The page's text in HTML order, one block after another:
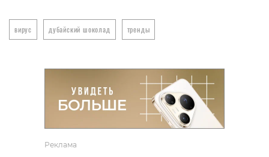
вирус дубайский шоколад тренды
Реклама